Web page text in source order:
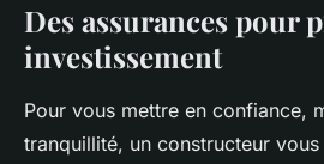
Des assurances pour
investissement
Pour vous mettre en confiance,
tranquillité, un constructeur